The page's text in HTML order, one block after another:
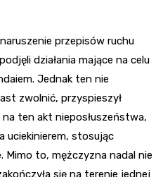
przepisów ruchu
działania mające na celu
Jednak ten nie
zwolnić, przyspieszył
ten akt nieposłuszeństwa,
uciekinierem, stosując
Mimo to, mężczyzna nadal nie
się na terenie jednej